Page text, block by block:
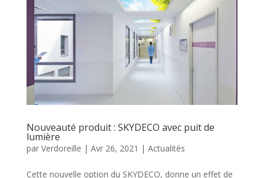
Nouveauté produit : SKYDECO avec puit de
lumière
par Verdoreille | Avr 26, 2021 | Actualités
Cette nouvelle option du SKYDECO, donne un effet de